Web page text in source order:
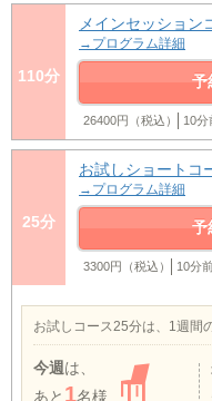
110分
メインセッション
→プログラム詳細
予
26400円（税込） 10分
25分
お試しショートコ
→プログラム詳細
予
3300円（税込） 10分
お試しコース25分は、1週間
今週 は、
あと 1名様